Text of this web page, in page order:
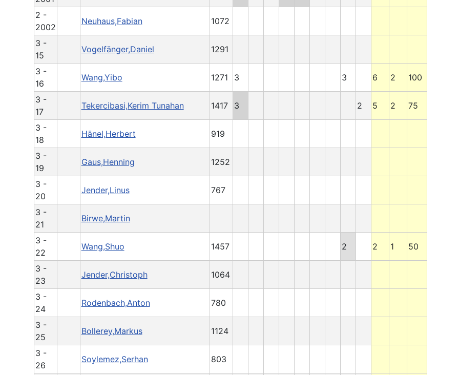
2 -
2002
Neuhaus,Fabian 1072
3 -
15
Vogelfänger,Daniel 1291
3 -
16
Wang,Yibo 1271 3 3 6 2 100
3 -
17
Tekercibasi,Kerim Tunahan 1417 3 2 5 2 75
3 -
18
Hänel,Herbert 919
3 -
19
Gaus,Henning 1252
3 -
20
Jender,Linus 767
3 -
21
Birwe,Martin
3 -
22
Wang,Shuo 1457 2 2 1 50
3 -
23
Jender,Christoph 1064
3 -
24
Rodenbach,Anton 780
3 -
25
Bollerey,Markus 1124
3 -
26
Soylemez,Serhan 803